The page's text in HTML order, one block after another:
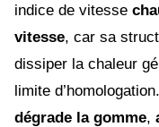
indice de vitesse
vitesse, car sa
dissiper la chaleur
limite
dégrade la gomme,